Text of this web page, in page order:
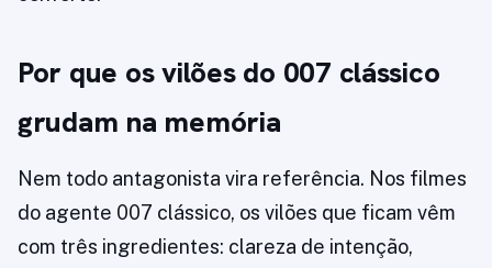
Por que os vilões do 007 clássico
grudam na memória
Nem todo antagonista vira referência. Nos filmes
do agente 007 clássico, os vilões que ficam vêm
com três ingredientes: clareza de intenção,